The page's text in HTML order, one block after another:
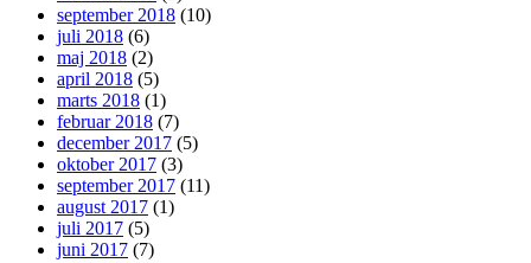
september 2018 (10)
juli 2018 (6)
maj 2018 (2)
april 2018 (5)
marts 2018 (1)
februar 2018 (7)
december 2017 (5)
oktober 2017 (3)
september 2017 (11)
august 2017 (1)
juli 2017 (5)
juni 2017 (7)